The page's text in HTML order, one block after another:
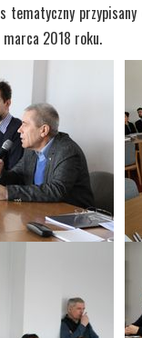
przypisany
2018 roku.